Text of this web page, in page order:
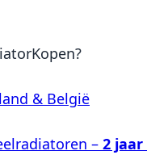
& België
– 2 jaar